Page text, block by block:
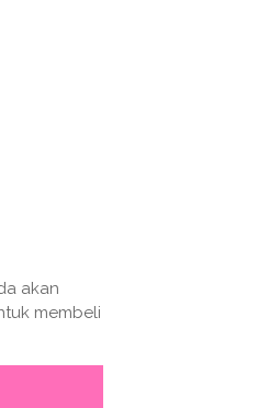
akan
membeli